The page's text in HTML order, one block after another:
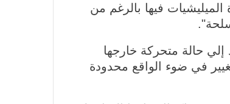
فيها بالرغم من
حالة متحركة خارجها
في ضوء الواقع محدودة
العام للصحفيين العرب يطالب
حرية الصحافة فى الدول العربية
بمناسبة اليوم العالمي للصحافة
من مايو وعيد الصحافة العربية
من مايو
قوة اغتيال الزميل ابراهيم عجاج